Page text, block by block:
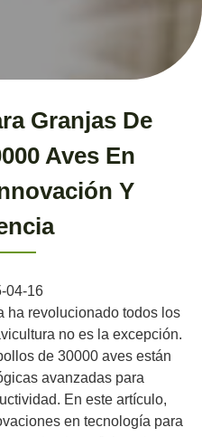
Granjas De
Aves En
Y
04-16
ha revolucionado todos los
no es la excepción.
de 30000 aves están
avanzadas para
En este artículo,
en tecnología para